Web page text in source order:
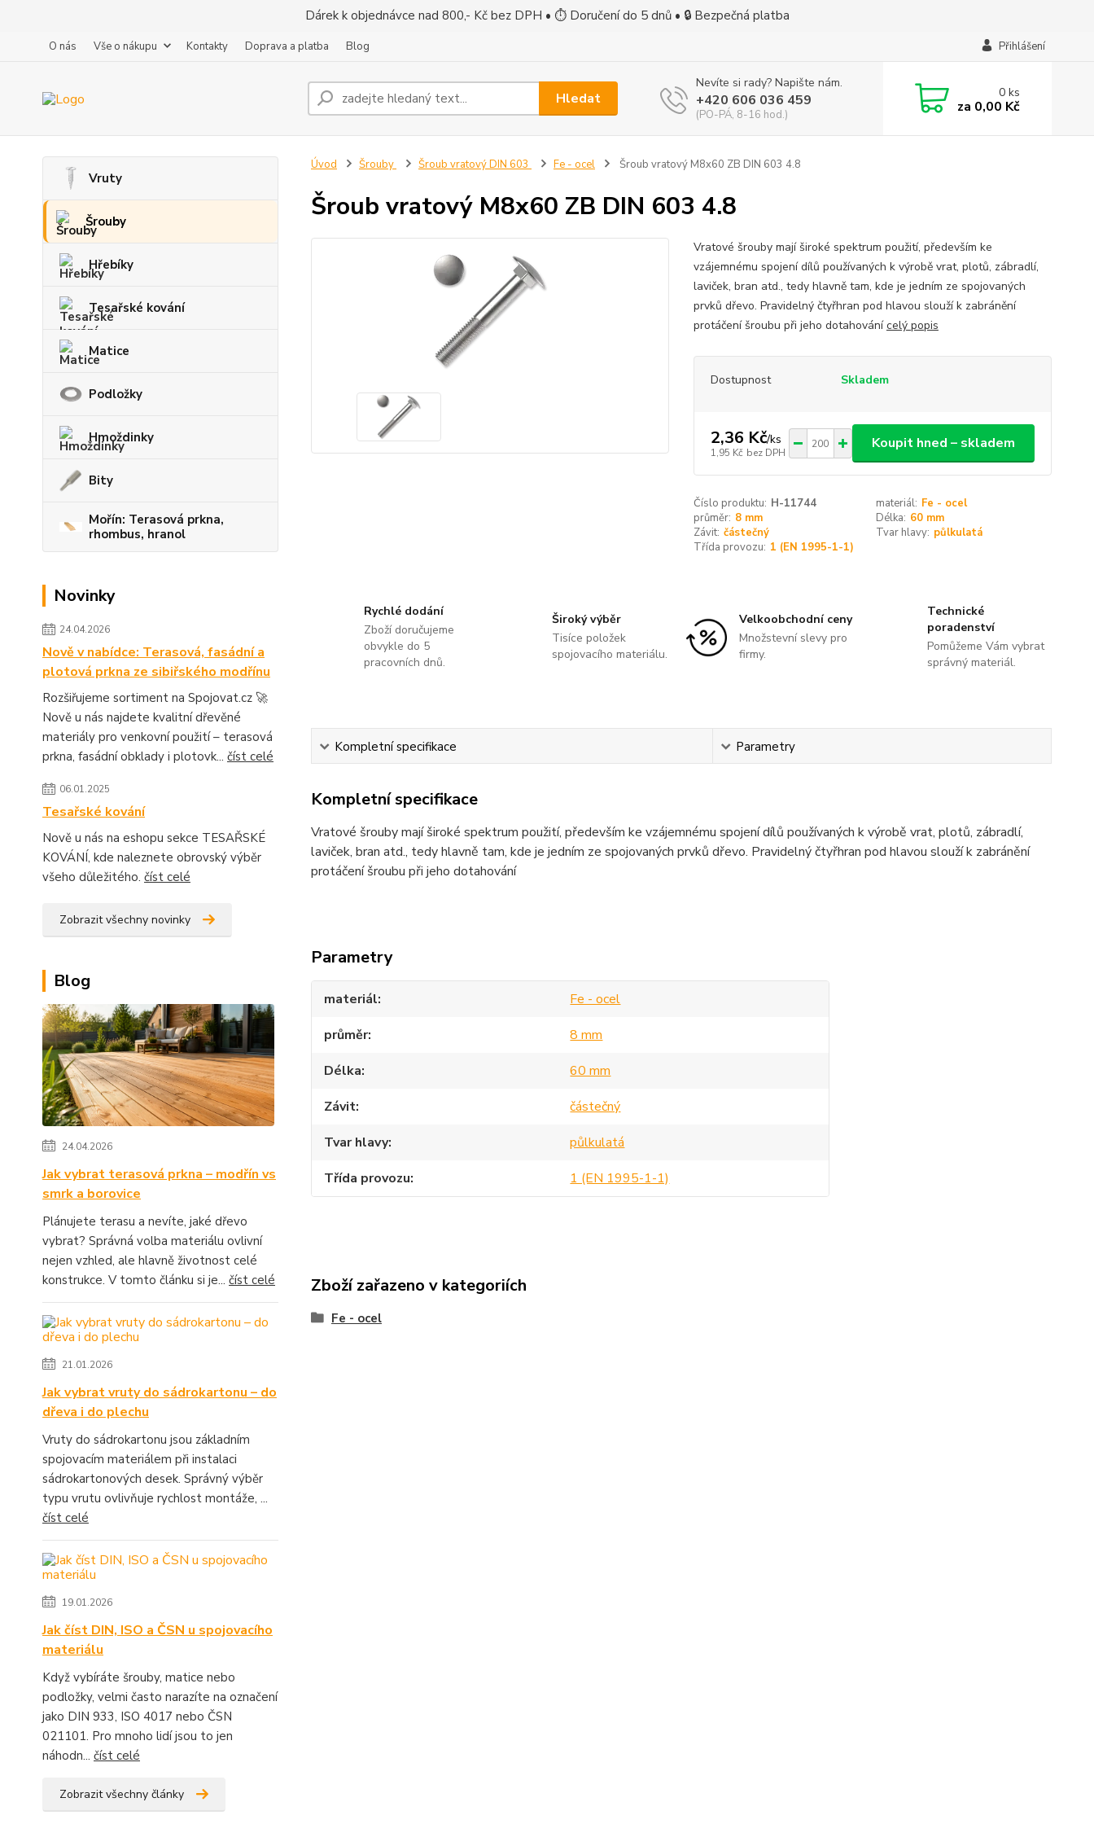
Dárek k objednávce nad 800,- Kč bez DPH • ⏱ Doručení do 5 dnů • 🔒 Bezpečná platba
O nás Vše o nákupu Kontakty Doprava a platba Blog Přihlášení
Hledat
Nevíte si rady? Napište nám.
+420 606 036 459
(PO-PÁ, 8-16 hod.)
0ks
za 0,00 Kč
Vruty
Šrouby
Hřebíky
Tesařské kování
Matice
Podložky
Hmoždinky
Bity
Mořín: Terasová prkna,
rhombus, hranol
Novinky
24.04.2026
Nově v nabídce: Terasová, fasádní a
plotová prkna ze sibiřského modřínu
Rozšiřujeme sortiment na Spojovat.cz 🚀
Nově u nás najdete kvalitní dřevěné
materiály pro venkovní použití – terasová
prkna, fasádní obklady i plotovk... číst celé
06.01.2025
Tesařské kování
Nově u nás na eshopu sekce TESAŘSKÉ
KOVÁNÍ, kde naleznete obrovský výběr
všeho důležitého. číst celé
Zobrazit všechny novinky
Blog
24.04.2026
Jak vybrat terasová prkna – modřín vs
smrk a borovice
Plánujete terasu a nevíte, jaké dřevo
vybrat? Správná volba materiálu ovlivní
nejen vzhled, ale hlavně životnost celé
konstrukce. V tomto článku si je... číst celé
21.01.2026
Jak vybrat vruty do sádrokartonu – do
dřeva i do plechu
Vruty do sádrokartonu jsou základním
spojovacím materiálem při instalaci
sádrokartonových desek. Správný výběr
typu vrutu ovlivňuje rychlost montáže, ...
číst celé
19.01.2026
Jak číst DIN, ISO a ČSN u spojovacího
materiálu
Když vybíráte šrouby, matice nebo
podložky, velmi často narazíte na označení
jako DIN 933, ISO 4017 nebo ČSN
021101. Pro mnoho lidí jsou to jen
náhodn... číst celé
Zobrazit všechny články
Úvod Šrouby Šroub vratový DIN 603 Fe - ocel Šroub vratový M8x60 ZB DIN 603 4.8
Šroub vratový M8x60 ZB DIN 603 4.8
Vratové šrouby mají široké spektrum použití, především ke
vzájemnému spojení dílů používaných k výrobě vrat, plotů, zábradlí,
laviček, bran atd., tedy hlavně tam, kde je jedním ze spojovaných
prvků dřevo. Pravidelný čtyřhran pod hlavou slouží k zabránění
protáčení šroubu při jeho dotahovánícelý popis
Dostupnost Skladem
2,36 Kč/ks
1,95 Kč bez DPH
Koupit hned – skladem
Číslo produktu: H-11744 materiál: Fe - ocel
průměr: 8 mm Délka: 60 mm
Závit: částečný Tvar hlavy: půlkulatá
Třída provozu: 1 (EN 1995-1-1)
Rychlé dodání
Zboží doručujeme
obvykle do 5
pracovních dnů.
Široký výběr
Tisíce položek
spojovacího materiálu.
Velkoobchodní ceny
Množstevní slevy pro
firmy.
Technické
poradenství
Pomůžeme Vám vybrat
správný materiál.
Kompletní specifikace Parametry
Kompletní specifikace
Vratové šrouby mají široké spektrum použití, především ke vzájemnému spojení dílů používaných k výrobě vrat, plotů, zábradlí,
laviček, bran atd., tedy hlavně tam, kde je jedním ze spojovaných prvků dřevo. Pravidelný čtyřhran pod hlavou slouží k zabránění
protáčení šroubu při jeho dotahování
Parametry
materiál
Fe - ocel
průměr
8 mm
Délka
60 mm
Závit
částečný
Tvar hlavy
půlkulatá
Třída provozu
1 (EN 1995-1-1)
Zboží zařazeno v kategoriích
Fe - ocel